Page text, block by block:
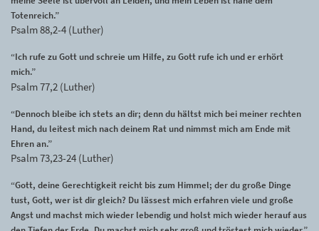
Totenreich.”
Psalm 88,2-4 (Luther)
“Ich rufe zu Gott und schreie um Hilfe, zu Gott rufe ich und er erhört
mich.”
Psalm 77,2 (Luther)
“Dennoch bleibe ich stets an dir; denn du hältst mich bei meiner rechten
Hand, du leitest mich nach deinem Rat und nimmst mich am Ende mit
Ehren an.”
Psalm 73,23-24 (Luther)
“Gott, deine Gerechtigkeit reicht bis zum Himmel; der du große Dinge
tust, Gott, wer ist dir gleich? Du lässest mich erfahren viele und große
Angst und machst mich wieder lebendig und holst mich wieder herauf aus